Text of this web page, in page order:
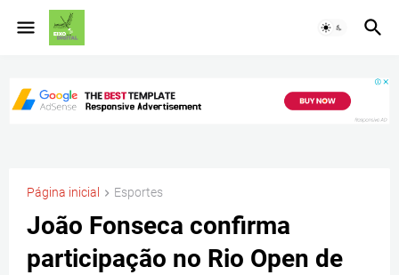
Página inicial Esportes
João Fonseca confirma
participação no Rio Open de